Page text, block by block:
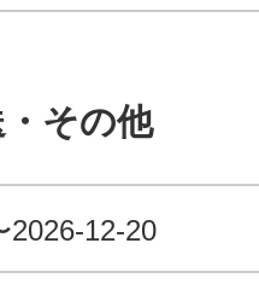
その他
2026-12-20